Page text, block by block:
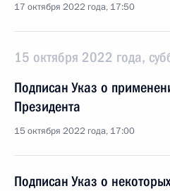
17 октября 2022 года, 17:50
15 октября 2022 года,
Подписан Указ о
Президента
15 октября 2022 года, 17:00
Подписан Указ о